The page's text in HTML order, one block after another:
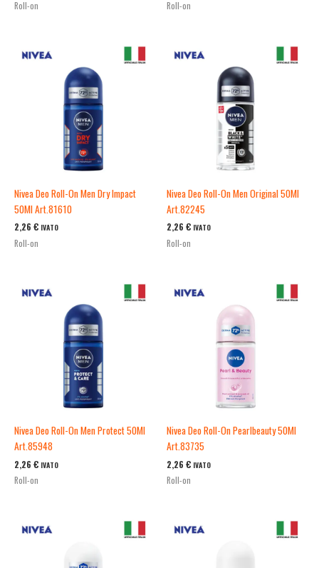
Roll-on Roll-on
Nivea Deo Roll-On Men Dry Impact
50Ml Art.81610
2,26 € IVATO
Roll-on
Nivea Deo Roll-On Men Original 50Ml
Art.82245
2,26 € IVATO
Roll-on
Nivea Deo Roll-On Men Protect 50Ml
Art.85948
2,26 € IVATO
Roll-on
Nivea Deo Roll-On Pearlbeauty 50Ml
Art.83735
2,26 € IVATO
Roll-on